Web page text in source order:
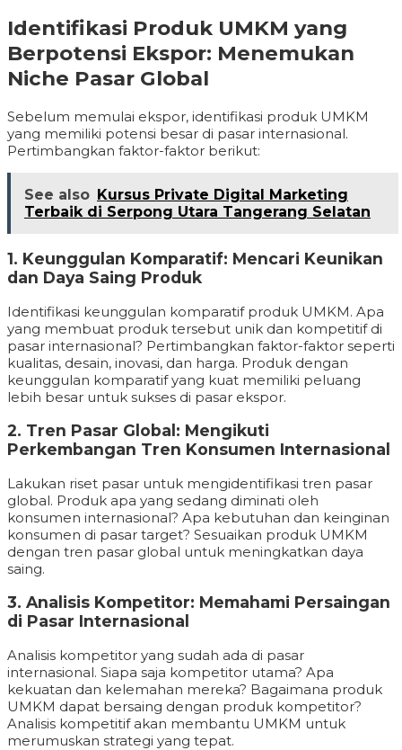
Identifikasi Produk UMKM yang
Berpotensi Ekspor: Menemukan
Niche Pasar Global
Sebelum memulai ekspor, identifikasi produk UMKM
yang memiliki potensi besar di pasar internasional.
Pertimbangkan faktor-faktor berikut:
See also Kursus Private Digital Marketing
Terbaik di Serpong Utara Tangerang Selatan
1. Keunggulan Komparatif: Mencari Keunikan
dan Daya Saing Produk
Identifikasi keunggulan komparatif produk UMKM. Apa
yang membuat produk tersebut unik dan kompetitif di
pasar internasional? Pertimbangkan faktor-faktor seperti
kualitas, desain, inovasi, dan harga. Produk dengan
keunggulan komparatif yang kuat memiliki peluang
lebih besar untuk sukses di pasar ekspor.
2. Tren Pasar Global: Mengikuti
Perkembangan Tren Konsumen Internasional
Lakukan riset pasar untuk mengidentifikasi tren pasar
global. Produk apa yang sedang diminati oleh
konsumen internasional? Apa kebutuhan dan keinginan
konsumen di pasar target? Sesuaikan produk UMKM
dengan tren pasar global untuk meningkatkan daya
saing.
3. Analisis Kompetitor: Memahami Persaingan
di Pasar Internasional
Analisis kompetitor yang sudah ada di pasar
internasional. Siapa saja kompetitor utama? Apa
kekuatan dan kelemahan mereka? Bagaimana produk
UMKM dapat bersaing dengan produk kompetitor?
Analisis kompetitif akan membantu UMKM untuk
merumuskan strategi yang tepat.